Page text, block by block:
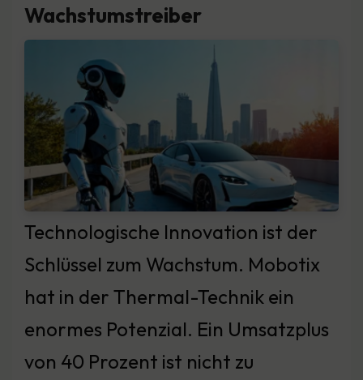
Wachstumstreiber
Technologische Innovation ist der
Schlüssel zum Wachstum. Mobotix
hat in der Thermal-Technik ein
enormes Potenzial. Ein Umsatzplus
von 40 Prozent ist nicht zu